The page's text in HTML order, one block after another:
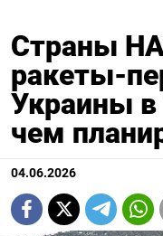
Страны
ракеты-
Украины
чем
04.06.2026